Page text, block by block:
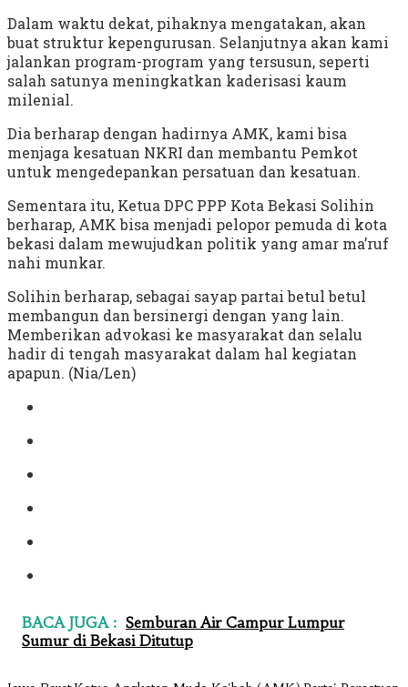
Dalam waktu dekat, pihaknya mengatakan, akan
buat struktur kepengurusan. Selanjutnya akan kami
jalankan program-program yang tersusun, seperti
salah satunya meningkatkan kaderisasi kaum
milenial.
Dia berharap dengan hadirnya AMK, kami bisa
menjaga kesatuan NKRI dan membantu Pemkot
untuk mengedepankan persatuan dan kesatuan.
Sementara itu, Ketua DPC PPP Kota Bekasi Solihin
berharap, AMK bisa menjadi pelopor pemuda di kota
bekasi dalam mewujudkan politik yang amar ma’ruf
nahi munkar.
Solihin berharap, sebagai sayap partai betul betul
membangun dan bersinergi dengan yang lain.
Memberikan advokasi ke masyarakat dan selalu
hadir di tengah masyarakat dalam hal kegiatan
apapun. (Nia/Len)
BACA JUGA : Semburan Air Campur Lumpur
Sumur di Bekasi Ditutup